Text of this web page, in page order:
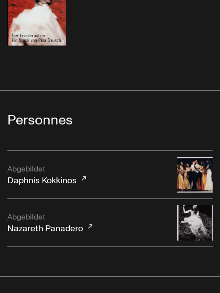
Personnes
Abgebildet
Daphnis Kokkinos
Abgebildet
Nazareth Panadero